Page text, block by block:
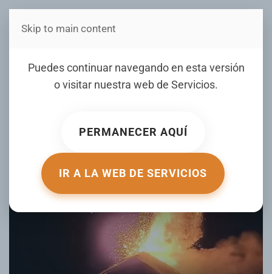
Estás en Telenord Medios
Puedes continuar navegando en esta versión
o visitar nuestra web de Servicios.
PERMANECER AQUÍ
IR A LA WEB DE SERVICIOS
Skip to main content
VIDEO: Volcán de Fuego
ilumina la noche en
ESCRITO POR ACTUALIDAD.RT.COM EL20 ENERO 2026